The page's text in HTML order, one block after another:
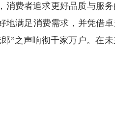
消费者追求更好品质与服
地满足消费需求，并凭借
”之声响彻千家万户。在